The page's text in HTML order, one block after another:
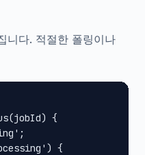
니다. 적절한 폴링이나
{
{